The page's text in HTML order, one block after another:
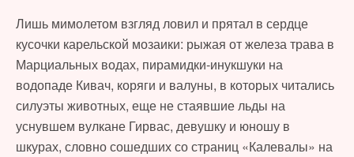
Лишь мимолетом взгляд ловил и прятал в сердце
кусочки карельской мозаики: рыжая от железа трава в
Марциальных водах, пирамидки-инукшуки на
водопаде Кивач, коряги и валуны, в которых читались
силуэты животных, еще не стаявшие льды на
уснувшем вулкане Гирвас, девушку и юношу в
шкурах, словно сошедших со страниц «Калевалы» на